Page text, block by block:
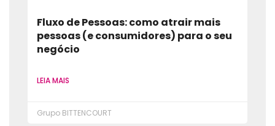
Fluxo de Pessoas: como atrair mais
pessoas (e consumidores) para o seu
negócio
LEIA MAIS
Grupo BITTENCOURT